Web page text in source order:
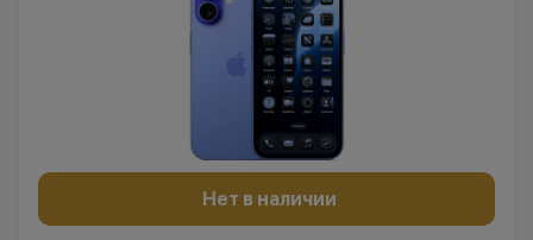
Нет в наличии